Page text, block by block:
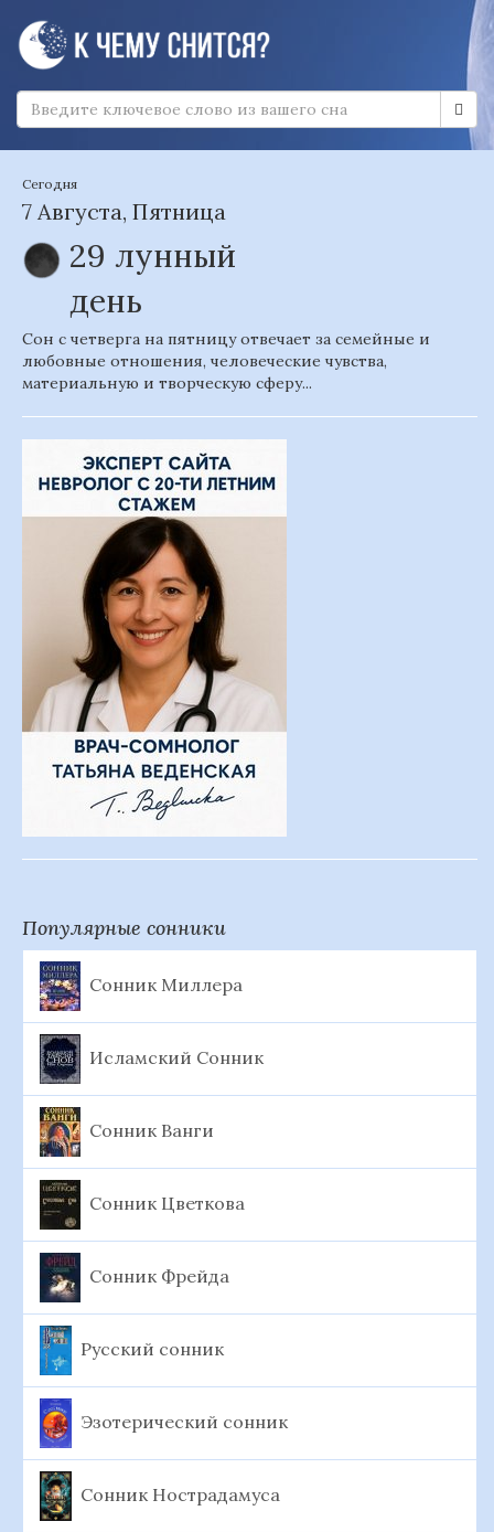
Сегодня
7 Августа, Пятница
29 лунный
день
Сон с четверга на пятницу отвечает за семейные и
любовные отношения, человеческие чувства,
материальную и творческую сферу...
Популярные сонники
Сонник Миллера
Исламский Сонник
Сонник Ванги
Сонник Цветкова
Сонник Фрейда
Русский сонник
Эзотерический сонник
Сонник Нострадамуса